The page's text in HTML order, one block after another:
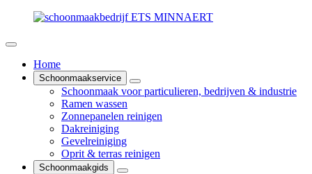
Home
Schoonmaakservice
Schoonmaak voor particulieren, bedrijven & industrie
Ramen wassen
Zonnepanelen reinigen
Dakreiniging
Gevelreiniging
Oprit & terras reinigen
Schoonmaakgids